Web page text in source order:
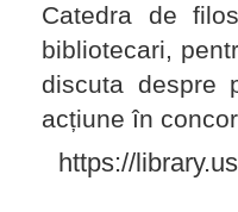
Catedra de
bibliotecari,
discuta despre
acțiune în
https://